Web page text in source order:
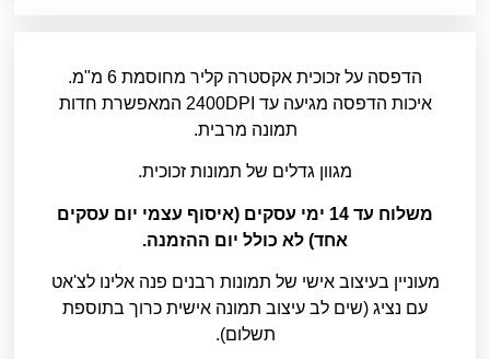
הדפסה על זכוכית אקסטרה קליר מחוסמת 6 מ"מ.
איכות הדפסה מגיעה עד 2400DPI המאפשרת חדות
תמונה מרבית.
מגוון גדלים של תמונות זכוכית.
משלוח עד 14 ימי עסקים (איסוף עצמי יום עסקים
אחד) לא כולל יום ההזמנה.
מעוניין בעיצוב אישי של תמונות רבנים פנה אלינו לצ'אט
עם נציג (שים לב עיצוב תמונה אישית כרוך בתוספת
תשלום).